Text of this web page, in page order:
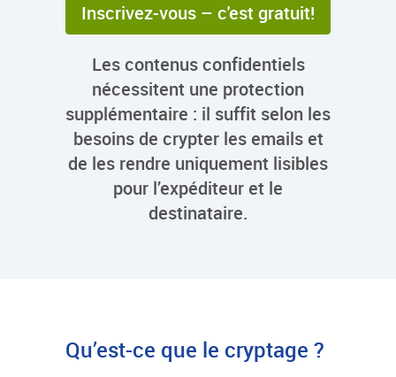
Les contenus confidentiels
nécessitent une protection
supplémentaire : il suffit selon les
besoins de crypter les emails et
de les rendre uniquement lisibles
pour l’expéditeur et le
destinataire.
Inscrivez-vous – c'est gratuit!
Qu’est-ce que le cryptage ?